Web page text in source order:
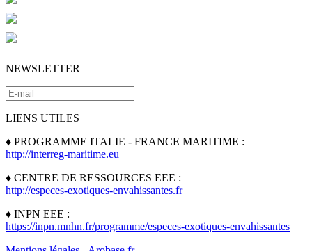
NEWSLETTER
LIENS UTILES
♦ PROGRAMME ITALIE - FRANCE MARITIME :
http://interreg-maritime.eu
♦ CENTRE DE RESSOURCES EEE :
http://especes-exotiques-envahissantes.fr
♦ INPN EEE :
https://inpn.mnhn.fr/programme/especes-exotiques-envahissantes